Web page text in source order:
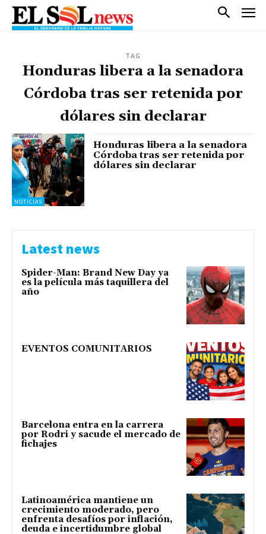
TAG
Honduras libera a la senadora
Córdoba tras ser retenida por
dólares sin declarar
NOTICIAS
Honduras libera a la senadora
Córdoba tras ser retenida por
dólares sin declarar
Latest news
Spider-Man: Brand New Day ya
es la película más taquillera del
año
EVENTOS COMUNITARIOS
Barcelona entra en la carrera
por Rodri y sacude el mercado de
fichajes
Latinoamérica mantiene un
crecimiento moderado, pero
enfrenta desafíos por inflación,
deuda e incertidumbre global